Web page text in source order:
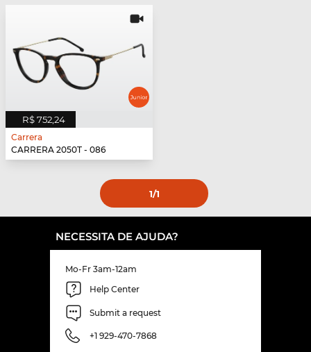
R$ 752,24
Carrera
CARRERA 2050T - 086
1/1
NECESSITA DE AJUDA?
Mo-Fr 3am-12am
Help Center
Submit a request
+1 929-470-7868